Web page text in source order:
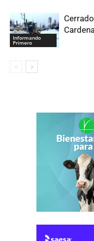
Informando
Primero